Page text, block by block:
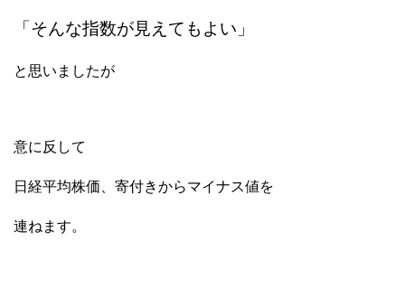
「そんな指数が見えてもよい」
と思いましたが
意に反して
日経平均株価、寄付きからマイナス値を
連ねます。